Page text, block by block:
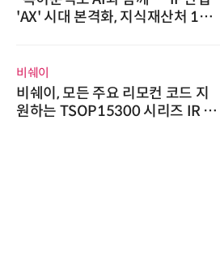
'AX' 시대 본격화, 지식재산처 1호
비쉐이
비쉐이, 모든 주요 리모컨 코드 지
원하는 TSOP15300 시리즈 IR 수